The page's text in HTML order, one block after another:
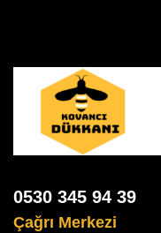
0530 345 94 39
Çağrı Merkezi